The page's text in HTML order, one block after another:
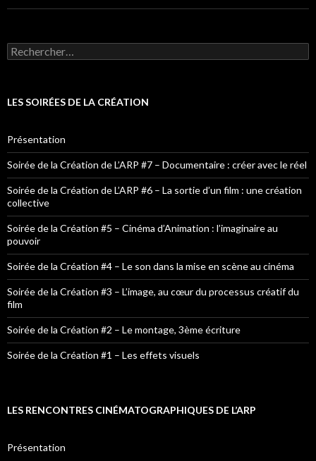
Rechercher :
LES SOIRÉES DE LA CRÉATION
Présentation
Soirée de la Création de L’ARP #7 – Documentaire : créer avec le réel
Soirée de la Création de L’ARP #6 – La sortie d’un film : une création
collective
Soirée de la Création #5 – Cinéma d’Animation : l’imaginaire au
pouvoir
Soirée de la Création #4 – Le son dans la mise en scène au cinéma
Soirée de la Création #3 – L’image, au cœur du processus créatif du
film
Soirée de la Création #2 – Le montage, 3ème écriture
Soirée de la Création #1 – Les effets visuels
LES RENCONTRES CINÉMATOGRAPHIQUES DE L’ARP
Présentation